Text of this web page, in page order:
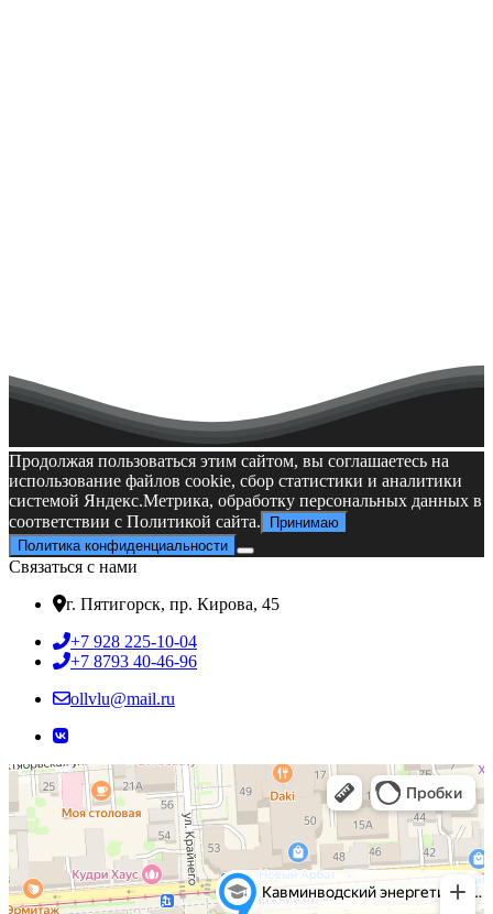
Положение конкурса проектов
Сборник материалов победителей конкурса проектов
Продолжая пользоваться этим сайтом, вы соглашаетесь на
использование файлов cookie, сбор статистики и аналитики
системой Яндекс.Метрика, обработку персональных данных в
соответствии с Политикой сайта.
Принимаю
Политика конфиденциальности
Связаться с нами
г. Пятигорск, пр. Кирова, 45
+7 928 225-10-04
+7 8793 40-46-96
ollvlu@mail.ru